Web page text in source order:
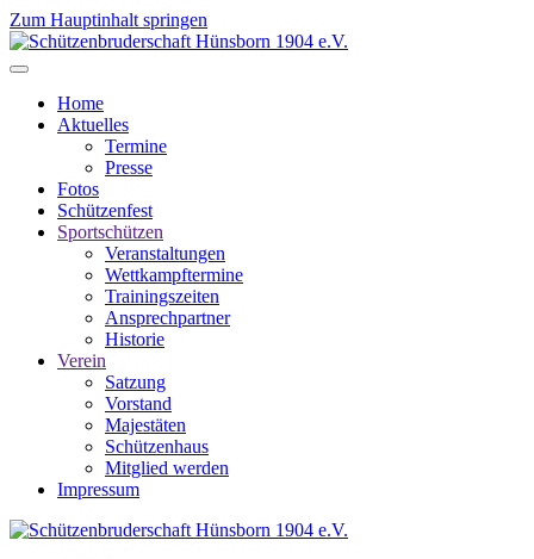
Zum Hauptinhalt springen
Home
Aktuelles
Termine
Presse
Fotos
Schützenfest
Sportschützen
Veranstaltungen
Wettkampftermine
Trainingszeiten
Ansprechpartner
Historie
Verein
Satzung
Vorstand
Majestäten
Schützenhaus
Mitglied werden
Impressum